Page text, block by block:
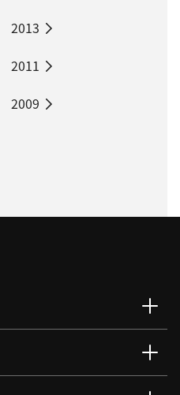
2013
2011
2009